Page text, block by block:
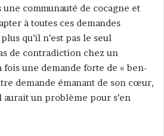
une communauté de cocagne et
à toutes ces demandes
qu’il n’est pas le seul
de contradiction chez un
une demande forte de « ben-
demande émanant de son cœur,
aurait un problème pour s’en